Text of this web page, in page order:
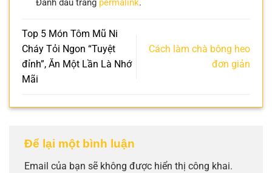
Đánh dấu trang permalink.
Top 5 Món Tôm Mũ Ni
Cháy Tỏi Ngon “Tuyệt
đỉnh”, Ăn Một Lần Là Nhớ
Mãi
Cách làm chà bông heo
đơn giản
Để lại một bình luận
Email của bạn sẽ không được hiển thị công khai.